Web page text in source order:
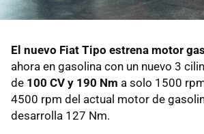
El nuevo Fiat Tipo estrena motor
ahora en gasolina con un nuevo 3
de 100 CV y 190 Nm a solo 1500
4500 rpm del actual motor de
desarrolla 127 Nm.